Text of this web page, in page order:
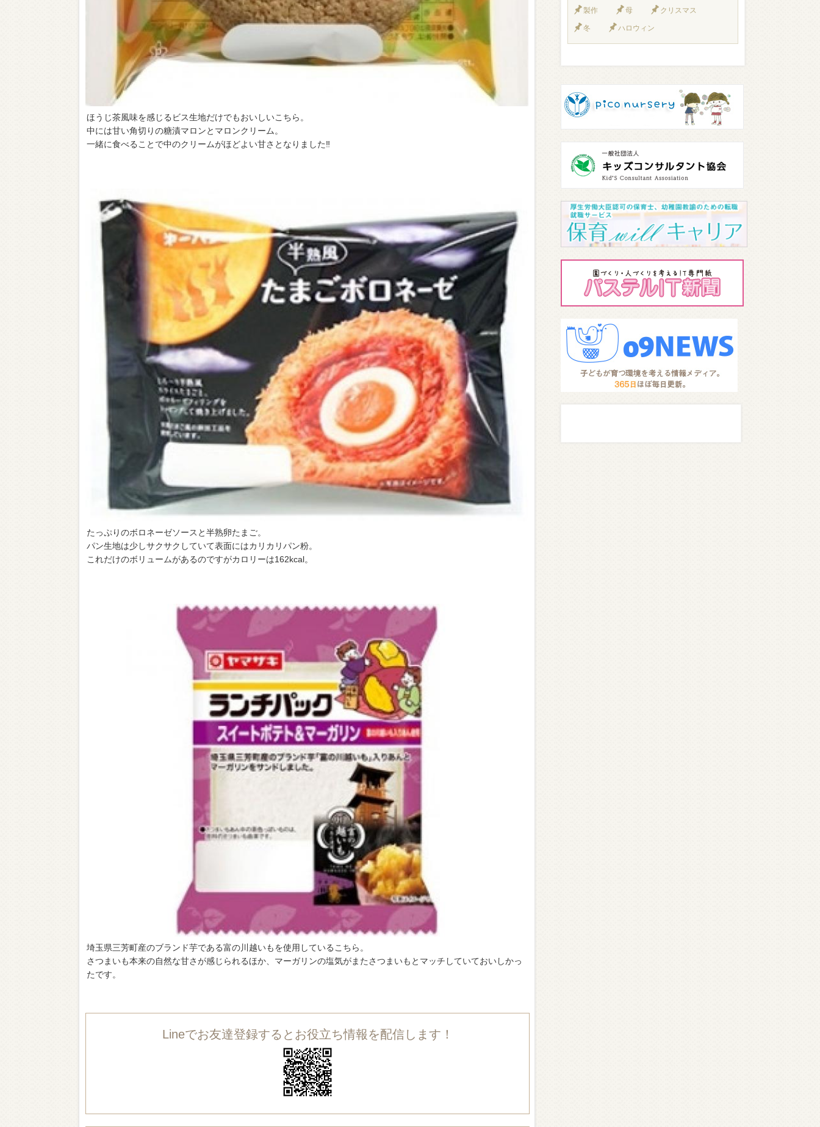
ほうじ茶風味を感じるビス生地だけでもおいしいこちら。
中には甘い角切りの糖漬マロンとマロンクリーム。
一緒に食べることで中のクリームがほどよい甘さとなりました‼︎
たっぷりのボロネーゼソースと半熟卵たまご。
パン生地は少しサクサクしていて表面にはカリカリパン粉。
これだけのボリュームがあるのですがカロリーは162kcal。
埼玉県三芳町産のブランド芋である富の川越いもを使用しているこちら。
さつまいも本来の自然な甘さが感じられるほか、マーガリンの塩気がまたさつまいもとマッチしていておいしかっ
たです。
Lineでお友達登録するとお役立ち情報を配信します！
製作 母 クリスマス
冬 ハロウィン